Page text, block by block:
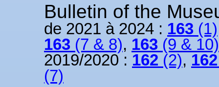
Bulletin of the
de 2021 à 2024 : 163 (1)
163 (7 & 8), 163 (9 & 10)
2019/2020 : 162 (2), 162
(7)